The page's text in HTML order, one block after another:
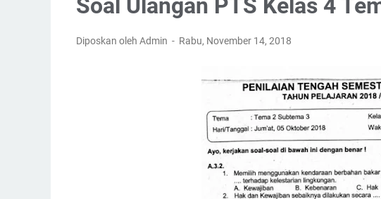
Soal Ulangan PTS Kelas 4
Diposkan oleh Admin Rabu, November 14, 2018